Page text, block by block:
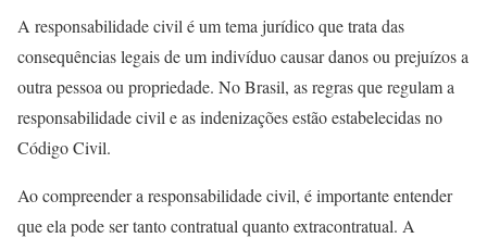
A responsabilidade civil é um tema jurídico que trata das
consequências legais de um indivíduo causar danos ou prejuízos a
outra pessoa ou propriedade. No Brasil, as regras que regulam a
responsabilidade civil e as indenizações estão estabelecidas no
Código Civil.
Ao compreender a responsabilidade civil, é importante entender
que ela pode ser tanto contratual quanto extracontratual. A